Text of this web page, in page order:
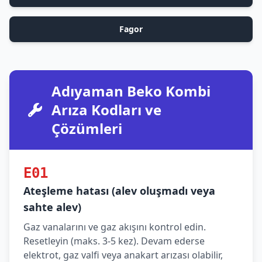
Fagor
Adıyaman Beko Kombi
Arıza Kodları ve
Çözümleri
E01
Ateşleme hatası (alev oluşmadı veya
sahte alev)
Gaz vanalarını ve gaz akışını kontrol edin.
Resetleyin (maks. 3-5 kez). Devam ederse
elektrot, gaz valfi veya anakart arızası olabilir,